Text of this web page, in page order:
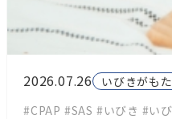
2026.07.26 いびきがも
#CPAP #SAS #いびき #い